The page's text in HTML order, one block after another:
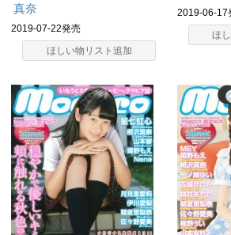
真奈
2019-07-22発売
ほしい物リスト追加
2019-06-17
ほ